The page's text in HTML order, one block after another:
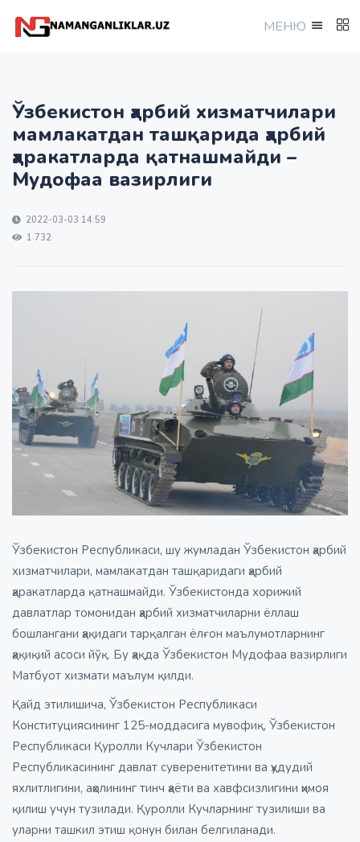
МEНЮ
Ўзбекистон ҳарбий хизматчилари
мамлакатдан ташқарида ҳарбий
ҳаракатларда қатнашмайди –
Мудофаа вазирлиги
2022-03-03 14:59
1 732
Ўзбекистон Республикаси, шу жумладан Ўзбекистон ҳарбий
хизматчилари, мамлакатдан ташқаридаги ҳарбий
ҳаракатларда қатнашмайди. Ўзбекистонда хорижий
давлатлар томонидан ҳарбий хизматчиларни ёллаш
бошлангани ҳақидаги тарқалган ёлғон маълумотларнинг
ҳақиқий асоси йўқ. Бу ҳақда Ўзбекистон Мудофаа вазирлиги
Матбуот хизмати маълум қилди.
Қайд этилишича, Ўзбекистон Республикаси
Конституциясининг 125-моддасига мувофиқ, Ўзбекистон
Республикаси Қуролли Кучлари Ўзбекистон
Республикасининг давлат суверенитетини ва ҳудудий
яхлитлигини, аҳолининг тинч ҳаёти ва хавфсизлигини ҳимоя
қилиш учун тузилади. Қуролли Кучларнинг тузилиши ва
уларни ташкил этиш қонун билан белгиланади.